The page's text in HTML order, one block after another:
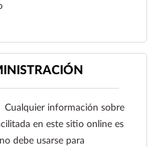
Cualquier información sobre
en este sitio online es
debe usarse para